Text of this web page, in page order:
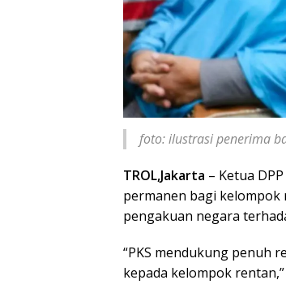
foto: ilustrasi penerima
TROL,Jakarta – Ketua
permanen bagi
pengakuan negara
“PKS mendukung penuh
kepada kelompok